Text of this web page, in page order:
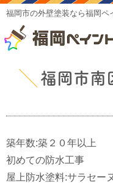
福岡市の外壁塗装なら福岡ペ
福岡市南
築年数:築２０年以上
初めての防水工事
屋上防水塗料:サラセー